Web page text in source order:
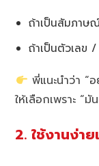
ถ้าเป็นสัมภาษ
ถ้าเป็นตัวเลข
พี่แนะนำว่า “อ
ให้เลือกเพราะ “
2. ใช้งานง่า